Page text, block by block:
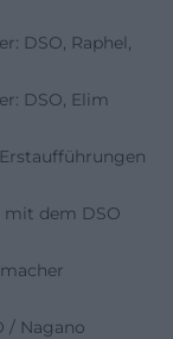
DSO, Raphel,
DSO, Elim
mit dem DSO
/ Nagano